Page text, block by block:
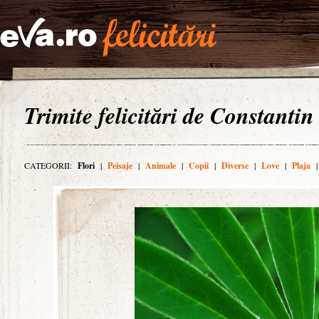
Trimite felicitări de
CATEGORII: Flori | Peisaje | Animale | Copii | Diverse | Love | Plaja |